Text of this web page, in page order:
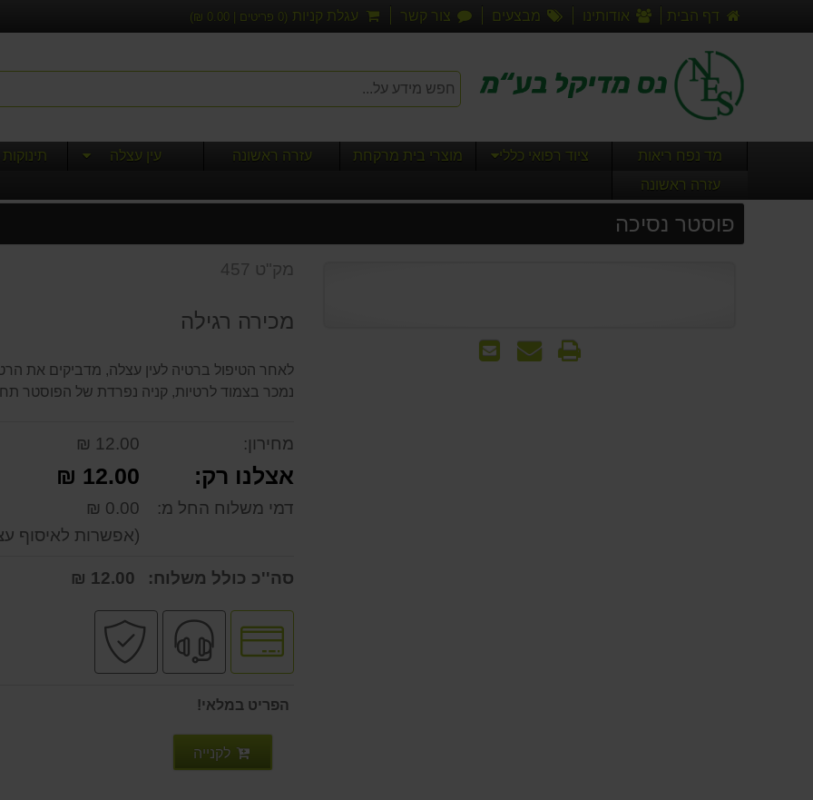
דף הבית אודותינו מבצעים צור קשר עגלת קניות (
0 פריטים | 0.00
₪)
מד נפח ריאות ציוד רפואי כללי מוצרי בית מרקחת עזרה ראשונה עין עצלה
עזרה ראשונה
פוסטר נסיכה
שלח
שאל
מק"ט 457
מכירה רגילה
לאחר הטיפול ברטיה לעין עצלה, מדביקים את
נמכר בצמוד לרטיות, קניה נפרדת של הפוסטר
מחירון: 12.00 ₪
אצלנו רק: 12.00 ₪
דמי משלוח החל מ:
0.00 ₪
(אפשרות לאיסוף
סה''כ כולל משלוח:
לחץ
לאפשרויות
תשלומים
שירות
מקצועי
הפריט במלאי!
לקנייה